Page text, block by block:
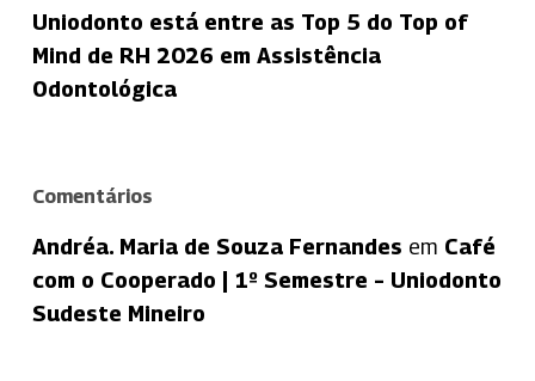
Uniodonto está entre as Top 5 do Top of
Mind de RH 2026 em Assistência
Odontológica
Comentários
Andréa. Maria de Souza Fernandes em Café
com o Cooperado | 1º Semestre – Uniodonto
Sudeste Mineiro